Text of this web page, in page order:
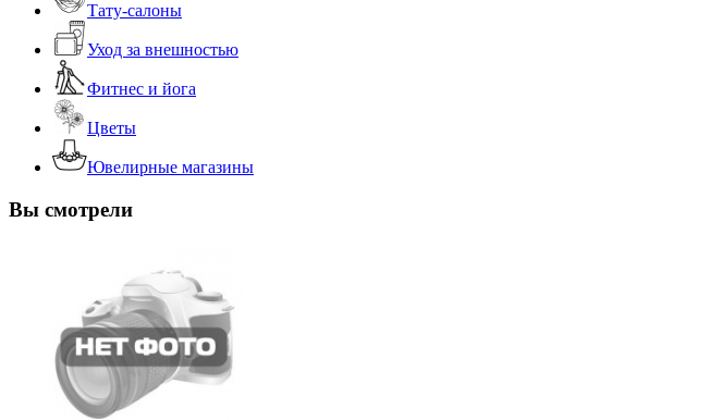
Тату-салоны
Уход за внешностью
Фитнес и йога
Цветы
Ювелирные магазины
Вы смотрели